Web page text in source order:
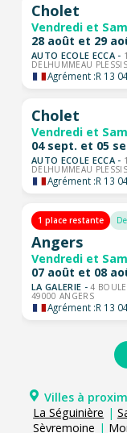
Cholet
Vendredi et
28 août et 29
AUTO ECOLE ECCA -
DELHUMMEAU
Agrément :R 13
Cholet
Vendredi et
04 sept. et 05
AUTO ECOLE ECCA -
DELHUMMEAU
Agrément :R 13
1 place restante
Angers
Vendredi et
07 août et 08
LA GALERIE -4
49000 ANGERS
Agrément :R 13
Villes à
La Séguinière |
Sèvremoine |